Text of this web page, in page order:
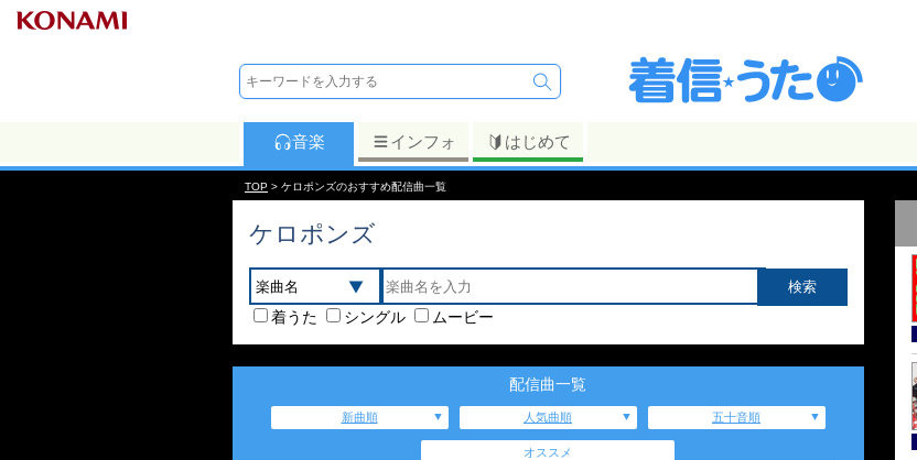
音楽 インフォ はじめて
TOP > ケロポンズのおすすめ配信曲一覧
ケロポンズ
着うた シングル ムービー
配信曲一覧
新曲順 人気曲順 五十音順
オススメ